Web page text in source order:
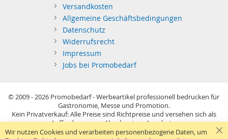
Versandkosten
Allgemeine Geschäftsbedingungen
Datenschutz
Widerrufsrecht
Impressum
Jobs bei Promobedarf
© 2009 - 2026 Promobedarf - Werbeartikel professionell bedrucken für
Gastronomie, Messe und Promotion.
Kein Privatverkauf: Alle Preise sind Richtpreise und versehen sich als
Aufforderung zur Abgabe eines Angebots.
Sie richten sich nur an gewerblichen Bedarf (§14 BGB) im Sinne der
Wir nutzen Cookies und verarbeiten personenbezogene Daten, um